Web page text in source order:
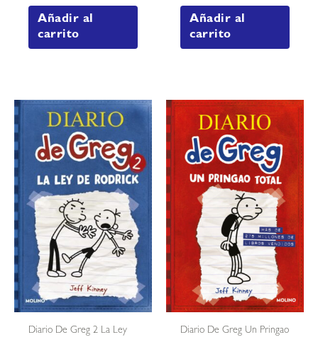
Añadir al
carrito
Añadir al
carrito
Diario De Greg 2 La Ley
Diario De Greg Un Pringao